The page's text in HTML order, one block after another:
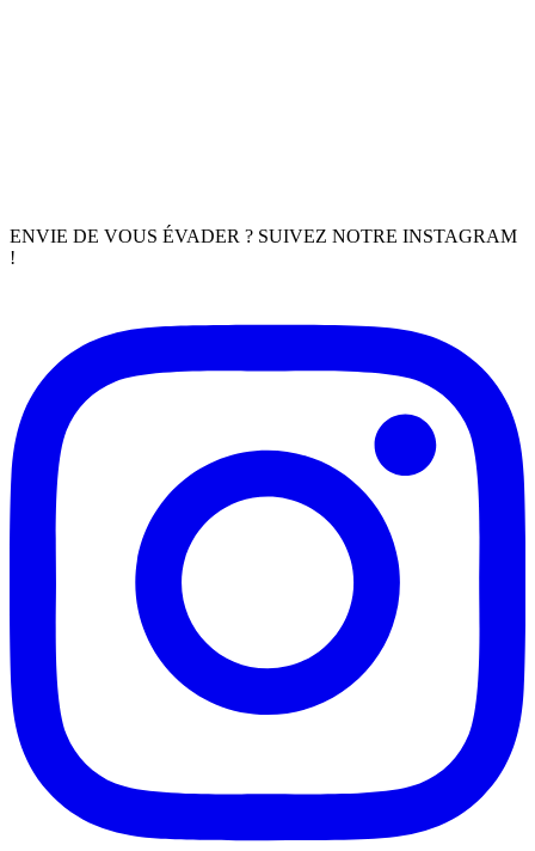
ENVIE DE VOUS ÉVADER ? SUIVEZ NOTRE INSTAGRAM
!